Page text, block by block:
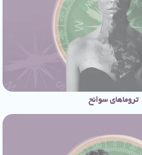
تروماهای سوانح